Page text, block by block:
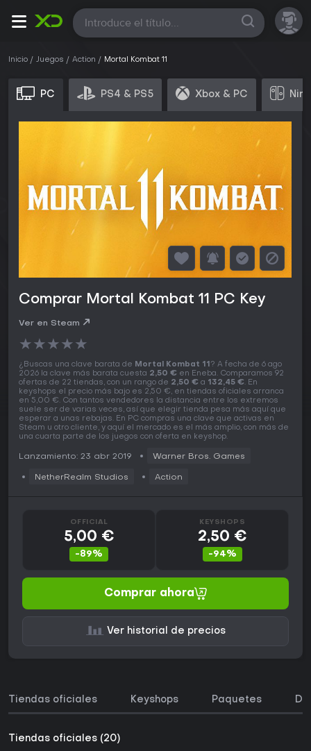
Todas
Inicio Juegos Action Mortal Kombat 11
PC PS4 & PS5 Xbox & PC
Comprar Mortal Kombat 11 PC Key
Ver en Steam
★★★★★
¿Buscas una clave barata de Mortal Kombat 11? A fecha de 6 ago
2026 la clave más barata cuesta 2,50 € en Eneba. Comparamos 92
ofertas de 22 tiendas, con un rango de 2,50 € a 132,45 €. En
keyshops el precio más bajo es 2,50 €, en tiendas oficiales arranca
en 5,00 €. Con tantos vendedores la distancia entre los extremos
suele ser de varias veces, así que elegir tienda pesa más aquí que
esperar a unas rebajas. En PC compras una clave que activas en
Steam u otro cliente, y aquí el mercado es el más amplio, con más de
una cuarta parte de los juegos con oferta en keyshop.
Lanzamiento: 23 abr 2019 Warner Bros. Games
NetherRealm Studios Action
OFFICIAL
5,00 €
-89%
KEYSHOPS
2,50 €
-94%
Comprar ahora
Ver historial de precios
Tiendas oficiales Keyshops Paquetes
Tiendas oficiales (20)